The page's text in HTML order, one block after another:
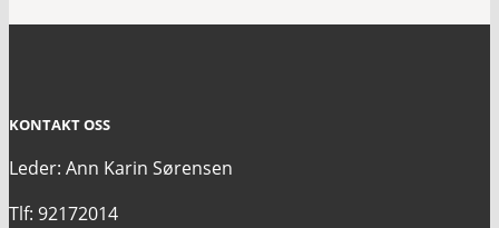
KONTAKT OSS
Leder: Ann Karin Sørensen
Tlf: 92172014